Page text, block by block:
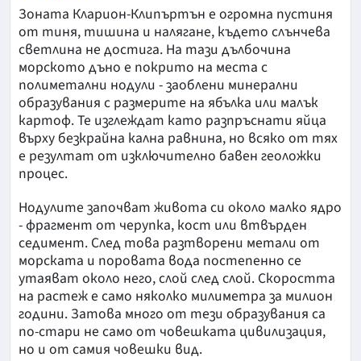
Зоната Кларион-Клипъртън е огромна пустиня
от тиня, тишина и налягане, където слънчева
светлина не достига. На тази дълбочина
морското дъно е покрито на места с
полиметални нодули - заоблени минерални
образувания с размерите на ябълка или малък
картоф. Те изглеждат като разпръснати яйца
върху безкрайна кална равнина, но всяко от тях
е резултат от изключително бавен геоложки
процес.
Нодулите започват живота си около малко ядро
- фрагмент от черупка, кост или втвърден
седимент. След това разтворени метали от
морската и поровата вода постепенно се
утаяват около него, слой след слой. Скоростта
на растеж е само няколко милиметра за милион
години. Затова много от тези образувания са
по-стари не само от човешката цивилизация,
но и от самия човешки вид.